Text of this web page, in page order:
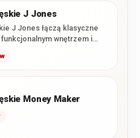
J Jones
J Jones łączą klasyczne
wnętrzem i
Money Maker